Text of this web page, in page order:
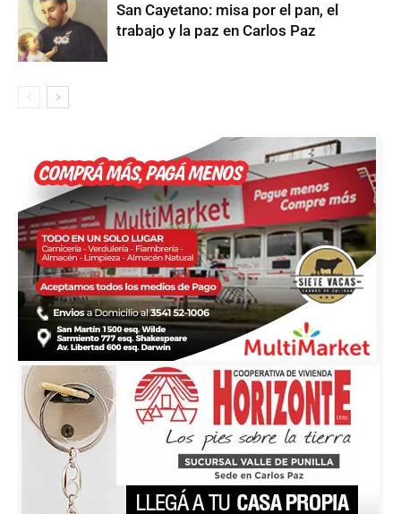
San Cayetano: misa por el pan, el
trabajo y la paz en Carlos Paz